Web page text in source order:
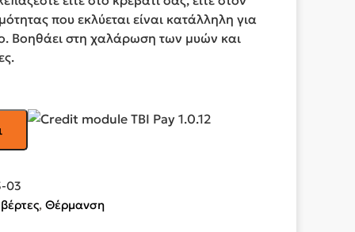
που εκλύεται είναι κατάλληλη για
Βοηθάει στη χαλάρωση των μυών και
03
, Θέρμανση